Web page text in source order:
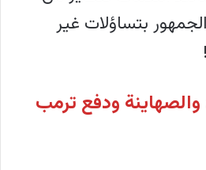
بتساؤلات غير
ودفع ترمب